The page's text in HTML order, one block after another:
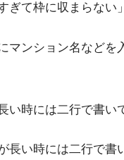
ぎて枠に収まらない
マンション名など
い時には二行で書い
長い時には二行で